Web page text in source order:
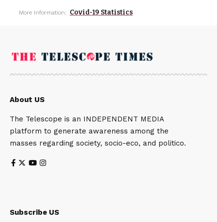
More Information: Covid-19 Statistics
About US
The Telescope is an INDEPENDENT MEDIA
platform to generate awareness among the
masses regarding society, socio-eco, and politico.
Subscribe US